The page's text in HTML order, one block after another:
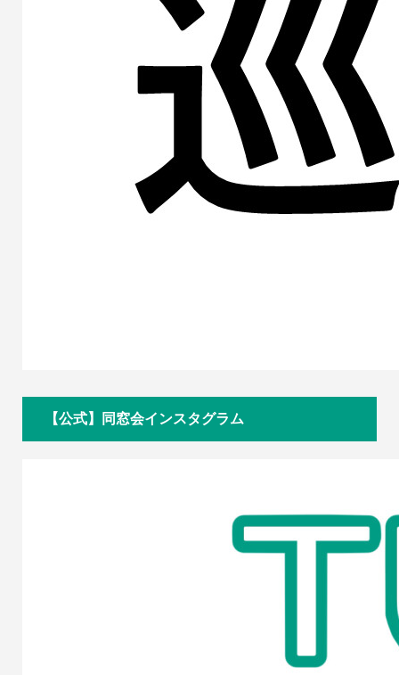
【公式】同窓会インスタグラム